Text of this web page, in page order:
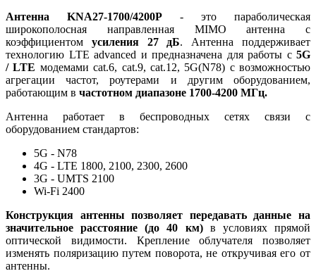
Антенна KNA27-1700/4200P - это параболическая
широкополосная направленная MIMO антенна с
коэффициентом усиления 27 дБ. Антенна поддерживает
технологию LTE advanced и предназначена для работы с5G
/LTE модемами cat.6, cat.9, cat.12, 5G(N78) с возможностью
агрегации частот, роутерами и другим оборудованием,
работающим в частотном диапазоне 1700-4200 МГц.
Антенна работает в беспроводных сетях связи с
оборудованием стандартов:
5G - N78
4G - LTE 1800, 2100, 2300, 2600
3G - UMTS 2100
Wi-Fi 2400
Конструкция антенны позволяет передавать данные на
значительное расстояние (до 40 км)в условиях прямой
оптической видимости. Крепление облучателя позволяет
изменять поляризацию путем поворота, не откручивая его от
антенны.